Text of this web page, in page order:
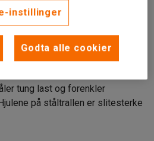
Liknende produkter
tung last og forenkler
på ståltrallen er slitesterke
instillinger
Godta alle cookier